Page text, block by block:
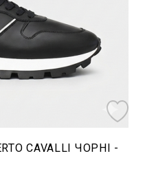
CAVALLI ЧОРНІ -